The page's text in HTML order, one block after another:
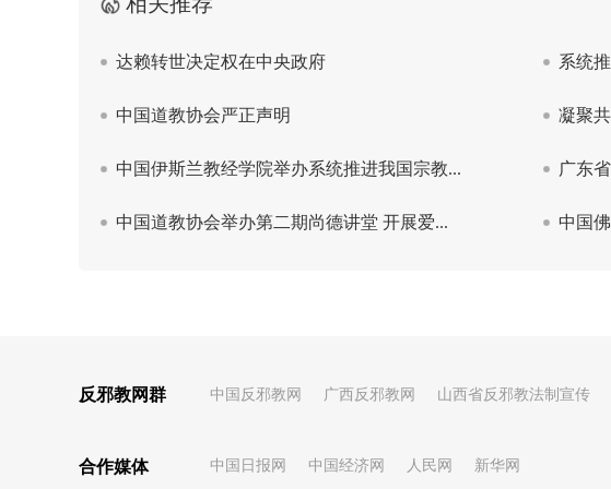
反邪教网群
合作媒体
中国反邪教网 广西反邪教网 山西省反邪教法制宣传
中国日报网 中国经济网 人民网 新华网